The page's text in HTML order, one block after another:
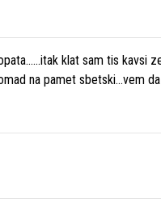
klat sam tis kavsi
na pamet sbetski...vem